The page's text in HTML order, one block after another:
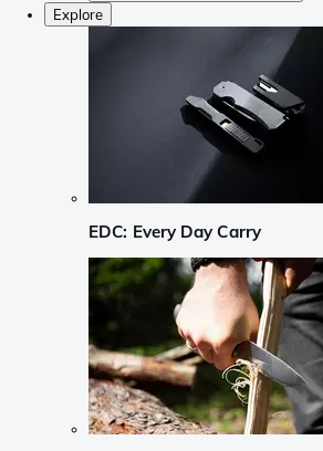
Explore
EDC: Every Day Carry